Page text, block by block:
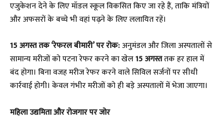
एजुकेशन देने के लिए मॉडल स्कूल विकसित किए जा रहे हैं, ताकि मंत्रियों
और अफसरों के बच्चे भी वहां पढ़ने के लिए ललायित रहें।
15 अगस्त तक ‘रेफरल बीमारी’ पर रोक:अनुमंडल और जिला अस्पतालों से
सामान्य मरीजों को पटना रेफर करने का खेल15 अगस्ततक हर हाल में
बंद होगा। बिना वजह मरीज रेफर करने वाले सिविल सर्जनों पर सीधी
कार्रवाई होगी। केवल गंभीर मरीजों को ही बड़े अस्पतालों में भेजा जाएगा।
​महिला उद्यमिता और रोजगार पर जोर